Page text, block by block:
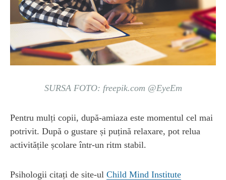
SURSA FOTO: freepik.com @EyeEm
Pentru mulți copii, după-amiaza este momentul cel mai
potrivit. După o gustare și puțină relaxare, pot relua
activitățile școlare într-un ritm stabil.
Psihologii citați de site-ul Child Mind Institute